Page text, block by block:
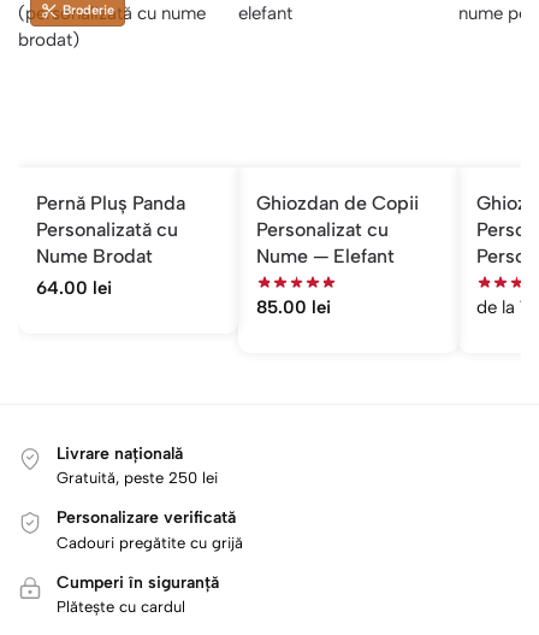
Broderie
Pernă Pluș Panda
Personalizată cu
Nume Brodat
64.00 lei
Ghiozdan de Copii
Personalizat cu
Nume — Elefant
85.00 lei
Fete
de la
Livrare națională
Gratuită, peste 250 lei
Personalizare verificată
Cadouri pregătite cu grijă
Cumperi în siguranță
Plătește cu cardul